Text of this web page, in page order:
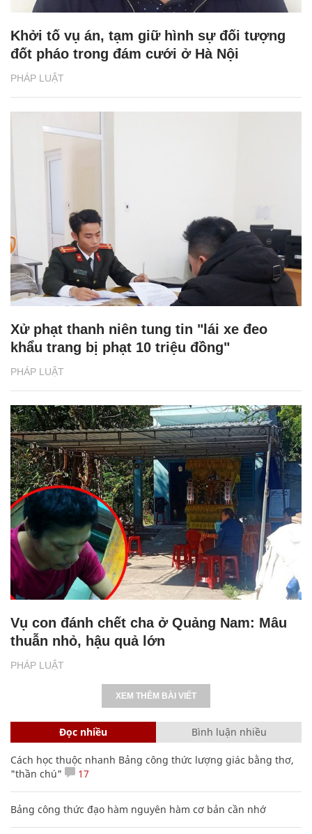
PHÁP LUẬT
Khởi tố vụ án, tạm giữ hình sự đối tượng
đốt pháo trong đám cưới ở Hà Nội
PHÁP LUẬT
Xử phạt thanh niên tung tin "lái xe đeo
khẩu trang bị phạt 10 triệu đồng"
PHÁP LUẬT
Vụ con đánh chết cha ở Quảng Nam: Mâu
thuẫn nhỏ, hậu quả lớn
XEM THÊM BÀI VIẾT
Đọc nhiều Bình luận nhiều
Cách học thuộc nhanh Bảng công thức lượng giác bằng thơ,
"thần chú"
17
Bảng công thức đạo hàm nguyên hàm cơ bản cần nhớ